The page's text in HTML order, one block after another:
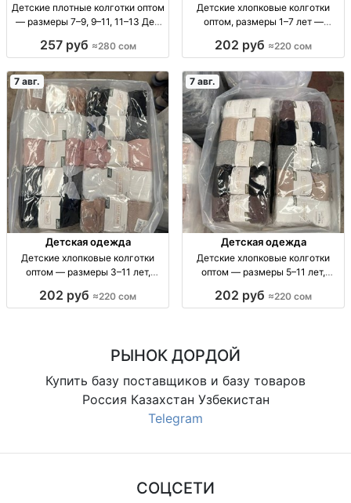
Детские плотные колготки оптом
— размеры 7–9, 9–11, 11–13 Дет.
9–11, 11–13, уп. 10 шт., 280 сом.
257 руб ≈280 сом
Детские хлопковые колготки
оптом, размеры 1–7 лет —
колготки, р-ры 1–3, 3–5, 5–7 лет,
202 руб ≈220 сом
7 авг.
Детская одежда
Детские хлопковые колготки
оптом — размеры 3–11 лет,
колготки оптом, р-ры 3–11 лет,
202 руб ≈220 сом
7 авг.
Детская одежда
Детские хлопковые колготки
оптом — размеры 5–11 лет,
колготки, р-р 5–7, 7–9, 9–11 лет,
202 руб ≈220 сом
РЫНОК ДОРДОЙ
Купить базу поставщиков и базу товаров
Россия Казахстан Узбекистан
Telegram
СОЦСЕТИ